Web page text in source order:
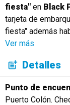
fiesta"enBlack
tarjeta de
fiesta" además
Ver más
Detalles
Punto de
Puerto Colón.